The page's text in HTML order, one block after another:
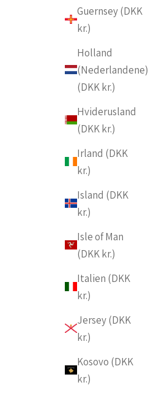
Guernsey (DKK
kr.)
Holland
(Nederlandene)
(DKK kr.)
Hviderusland
(DKK kr.)
Irland (DKK
kr.)
Island (DKK
kr.)
Isle of Man
(DKK kr.)
Italien (DKK
kr.)
Jersey (DKK
kr.)
Kosovo (DKK
kr.)